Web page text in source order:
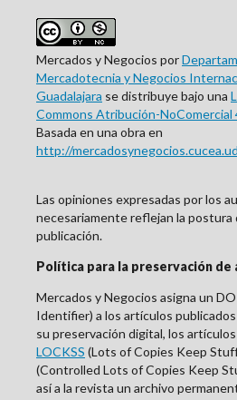
Mercados y Negocios por
Mercadotecnia y Negocios
Guadalajara se distribuye bajo una
Commons Atribución-NoComercial
Basada en una obra en
http://
Las opiniones expresadas por los
necesariamente reflejan la postura
publicación.
Política para la preservación de
Mercados y Negocios asigna un
Identifier) a los artículos publicados
su preservación digital, los
LOCKSS (Lots of Copies Keep
(Controlled Lots of Copies Keep
así a la revista un archivo